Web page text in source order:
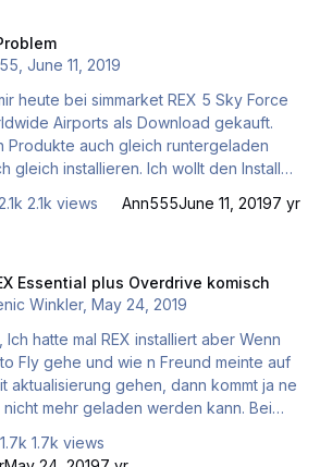
es sich auch nicht. Muss dann
dazu sagen, dass ich
installiert, weil ich REX 5 noch
Und heut …
,June 11, 2019
Airports als Download gekauft.
Produkte auch gleich runtergeladen
Ich wollt den Installer
hat sich nicht geöffnet. Bei beiden
Windows 7auf meinem PC. Hoffe
Habe dieses Problem auch
freundlichen Grüßen, Anja Steidle
2.1k views Ann555June 11, 20197 yr
Essential plus Overdrive komisch
Winkler,May 24, 2019
Fly gehe und wie n Freund meinte auf
aktualisierung gehen, dann kommt ja ne
mehr geladen werden kann. Bei
gelesen das man unter Wettermodelle
1.7k views